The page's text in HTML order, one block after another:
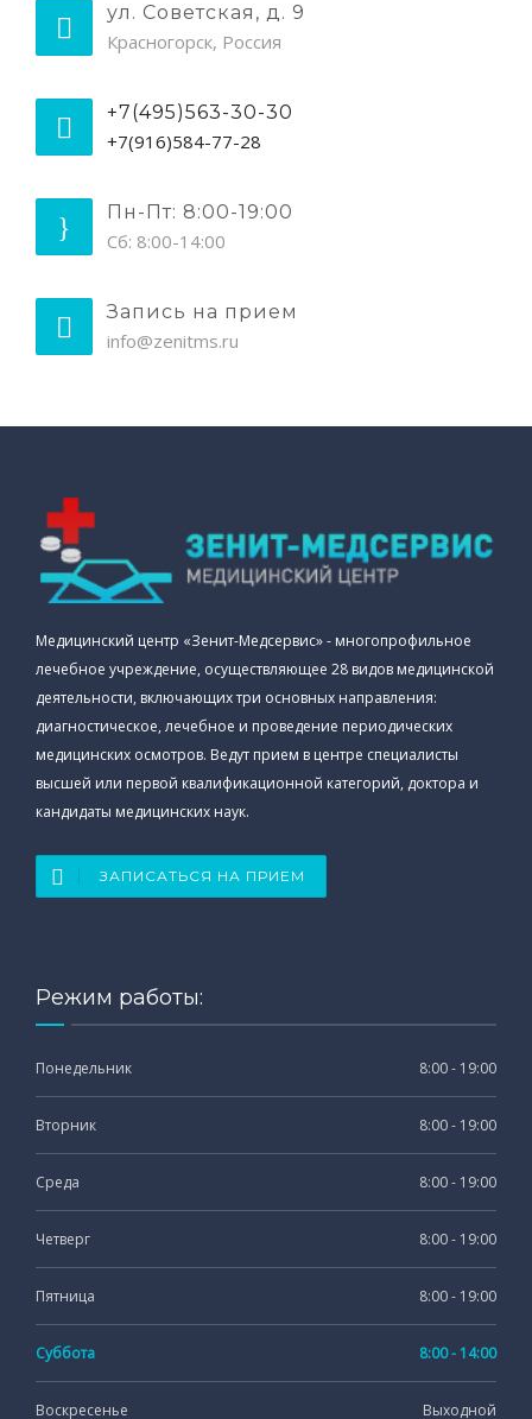
ул. Советская, д. 9
Красногорск, Россия
+7(495)563-30-30
+7(916)584-77-28
Пн-Пт: 8:00-19:00
Сб: 8:00-14:00
Запись на прием
info@zenitms.ru
Медицинский центр «Зенит-Медсервис» - многопрофильное
лечебное учреждение, осуществляющее 28 видов медицинской
деятельности, включающих три основных направления:
диагностическое, лечебное и проведение периодических
медицинских осмотров. Ведут прием в центре специалисты
высшей или первой квалификационной категорий, доктора и
кандидаты медицинских наук.
ЗАПИСАТЬСЯ НА ПРИЕМ
Режим работы:
Понедельник 8:00 - 19:00
Вторник 8:00 - 19:00
Среда 8:00 - 19:00
Четверг 8:00 - 19:00
Пятница 8:00 - 19:00
Суббота 8:00 - 14:00
Воскресенье Выходной